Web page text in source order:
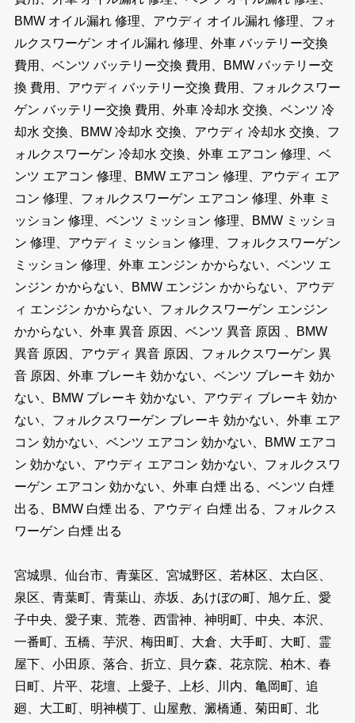
BMW オイル漏れ 修理、アウディ オイル漏れ 修理、フォ
ルクスワーゲン オイル漏れ 修理、外車 バッテリー交換
費用、ベンツ バッテリー交換 費用、BMW バッテリー交
換 費用、アウディ バッテリー交換 費用、フォルクスワー
ゲン バッテリー交換 費用、外車 冷却水 交換、ベンツ 冷
却水 交換、BMW 冷却水 交換、アウディ 冷却水 交換、フ
ォルクスワーゲン 冷却水 交換、外車 エアコン 修理、ベ
ンツ エアコン 修理、BMW エアコン 修理、アウディ エア
コン 修理、フォルクスワーゲン エアコン 修理、外車 ミ
ッション 修理、ベンツ ミッション 修理、BMW ミッショ
ン 修理、アウディ ミッション 修理、フォルクスワーゲン
ミッション 修理、外車 エンジン かからない、ベンツ エ
ンジン かからない、BMW エンジン かからない、アウデ
ィ エンジン かからない、フォルクスワーゲン エンジン
かからない、外車 異音 原因、ベンツ 異音 原因 、BMW
異音 原因、アウディ 異音 原因、フォルクスワーゲン 異
音 原因、外車 ブレーキ 効かない、ベンツ ブレーキ 効か
ない、BMW ブレーキ 効かない、アウディ ブレーキ 効か
ない、フォルクスワーゲン ブレーキ 効かない、外車 エア
コン 効かない、ベンツ エアコン 効かない、BMW エアコ
ン 効かない、アウディ エアコン 効かない、フォルクスワ
ーゲン エアコン 効かない、外車 白煙 出る、ベンツ 白煙
出る、BMW 白煙 出る、アウディ 白煙 出る、フォルクス
ワーゲン 白煙 出る
宮城県、仙台市、青葉区、宮城野区、若林区、太白区、
泉区、青葉町、青葉山、赤坂、あけぼの町、旭ケ丘、愛
子中央、愛子東、荒巻、西雷神、神明町、中央、本沢、
一番町、五橋、芋沢、梅田町、大倉、大手町、大町、霊
屋下、小田原、落合、折立、貝ケ森、花京院、柏木、春
日町、片平、花壇、上愛子、上杉、川内、亀岡町、追
廻、大工町、明神横丁、山屋敷、澱橋通、菊田町、北